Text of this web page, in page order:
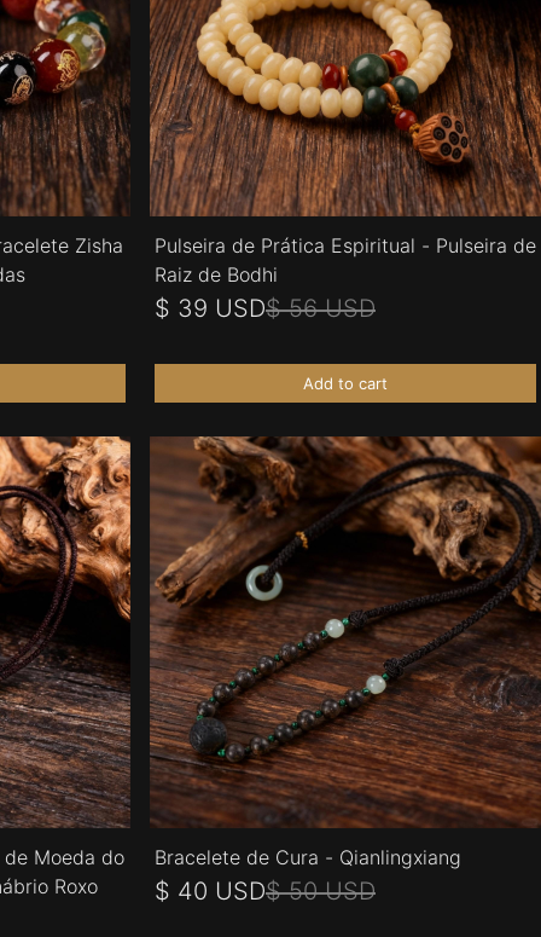
Zisha
Pulseira de Prática Espiritual - Pulseira de
Raiz de Bodhi
$ 39 USD$ 56 USD
Add to cart
Moeda do
Roxo
Bracelete de Cura - Qianlingxiang
$ 40 USD$ 50 USD